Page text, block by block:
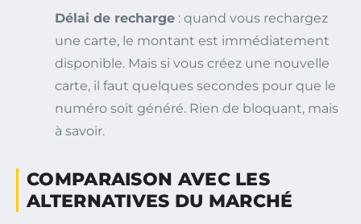
Délai de recharge : quand vous rechargez
une carte, le montant est immédiatement
disponible. Mais si vous créez une nouvelle
carte, il faut quelques secondes pour que le
numéro soit généré. Rien de bloquant, mais
à savoir.
COMPARAISON AVEC LES
ALTERNATIVES DU MARCHÉ